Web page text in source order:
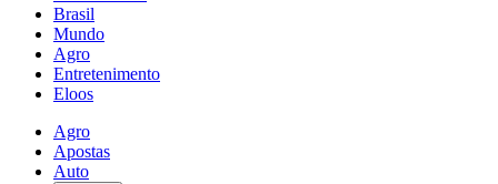
Brasil
Mundo
Agro
Entretenimento
Eloos
Agro
Apostas
Auto